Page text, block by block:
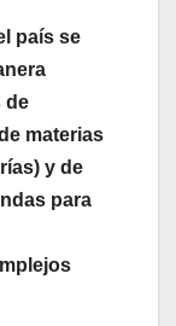
país se
de
materias
y de
para